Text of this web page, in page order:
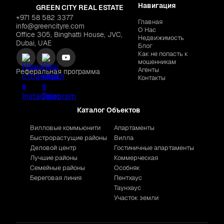
GREEN CITY REAL ESTATE
+971 58 582 3377
info@greencityre.com
Office 305, Binghatti House, JVC,
Dubai, UAE
Реферальная программа
Навигация
Главная
О Нас
Недвижимость
Блог
Как не попасть к
мошенникам
Агенты
Контакты
Каталог Объектов
Вилловые коммьюнити
Быстрорастущие районы
Деловой центр
Лучшие районы
Семейные районы
Береговая линия
Апартаменты
Вилла
Гостиничные апартаменты
Коммерческая
Особняк
Пентхаус
Таунхаус
Участок земли